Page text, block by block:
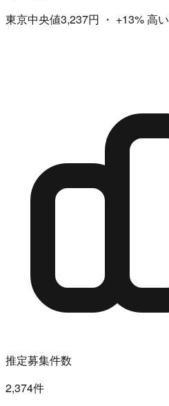
東京中央値3,237円 ・ +13%高い
推定募集件数
2,374件